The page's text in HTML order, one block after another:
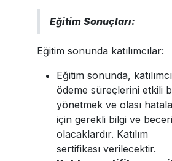
Eğitim Sonuçları:
Eğitim sonunda katılımcılar:
Eğitim sonunda,
ödeme süreçlerini etkili
yönetmek ve olası
için gerekli bilgi ve
olacaklardır. Katılım
sertifikası verilecektir.